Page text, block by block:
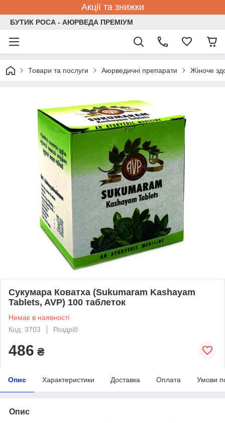
Акції та знижки
БУТИК РОСА - АЮРВЕДА ПРЕМІУМ
Товари та послуги Аюрведичні препарати Жіноче
Сукумара Коватха (Sukumaram Kashayam
Tablets, AVP) 100 таблеток
Немає в наявності
Код: 3703
Роздріб
486 ₴
Опис Характеристики Доставка Оплата Умови
Опис